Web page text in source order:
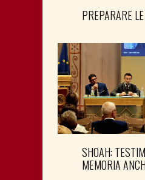
PREPARARE
SHOAH:
MEMORIA